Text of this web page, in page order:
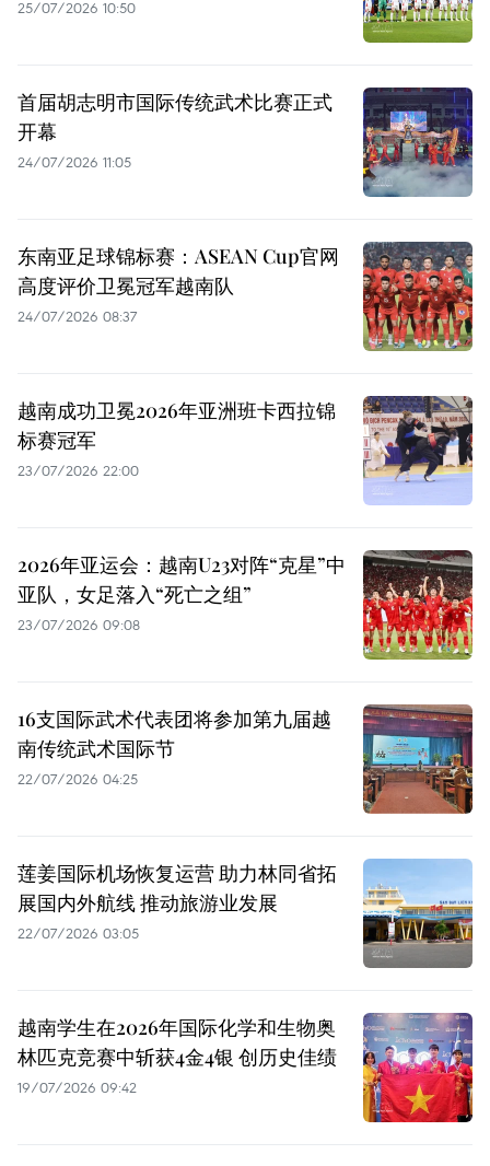
25/07/2026 10:50
首届胡志明市国际传统武术比赛正式
开幕
24/07/2026 11:05
东南亚足球锦标赛：ASEAN Cup官网
高度评价卫冕冠军越南队
24/07/2026 08:37
越南成功卫冕2026年亚洲班卡西拉锦
标赛冠军
23/07/2026 22:00
2026年亚运会：越南U23对阵“克星”中
亚队，女足落入“死亡之组”
23/07/2026 09:08
16支国际武术代表团将参加第九届越
南传统武术国际节
22/07/2026 04:25
莲姜国际机场恢复运营 助力林同省拓
展国内外航线 推动旅游业发展
22/07/2026 03:05
越南学生在2026年国际化学和生物奥
林匹克竞赛中斩获4金4银 创历史佳绩
19/07/2026 09:42